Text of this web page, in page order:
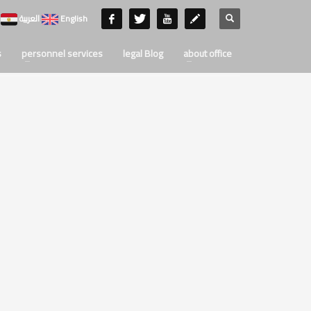
English
personnel services legal Blog about office